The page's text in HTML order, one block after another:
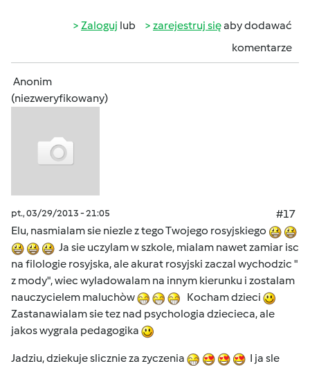
Zaloguj lub zarejestruj sięaby dodawać
komentarze
Anonim
(niezweryfikowany)
pt., 03/29/2013 - 21:05
#17
Elu, nasmialam sie niezle z tego Twojego rosyjskiego
Ja sie uczylam w szkole, mialam nawet zamiar isc
na filologie rosyjska, ale akurat rosyjski zaczal wychodzic "
z mody", wiec wyladowalam na innym kierunku i zostalam
nauczycielem maluchòw
Kocham dzieci
Zastanawialam sie tez nad psychologia dziecieca, ale
jakos wygrala pedagogika
Jadziu, dziekuje slicznie za zyczenia I ja sle